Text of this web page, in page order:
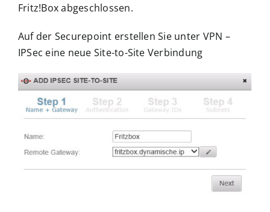
Fritz!Box abgeschlossen.
Auf der Securepoint erstellen Sie unter VPN –
IPSec eine neue Site-to-Site Verbindung